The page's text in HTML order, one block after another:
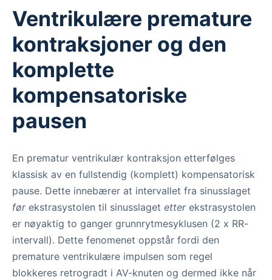
Ventrikulære premature
kontraksjoner og den
komplette
kompensatoriske
pausen
En prematur ventrikulær kontraksjon etterfølges
klassisk av en fullstendig (komplett) kompensatorisk
pause. Dette innebærer at intervallet fra sinusslaget
førekstrasystolen til sinusslaget etterekstrasystolen
er nøyaktig to ganger grunnrytmesyklusen (2 x RR-
intervall). Dette fenomenet oppstår fordi den
premature ventrikulære impulsen som regel
blokkeres retrogradt i AV-knuten og dermed ikke når